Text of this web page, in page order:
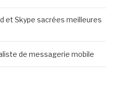
et Skype sacrées meilleures
de messagerie mobile